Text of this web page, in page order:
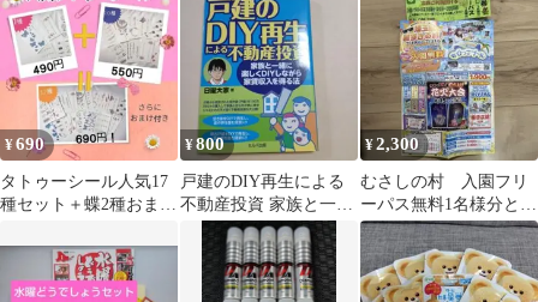
ー カラビナ 100%
¥690
タトゥーシール人気17
種セット＋蝶2種おまけ
¥800
戸建のDIY再生による
不動産投資 家族と一緒
に楽しくDIYしながら
家賃収入を得…
¥2,300
むさしの村 入園フリ
ーパス無料1名様分とお
得なクーポンセット